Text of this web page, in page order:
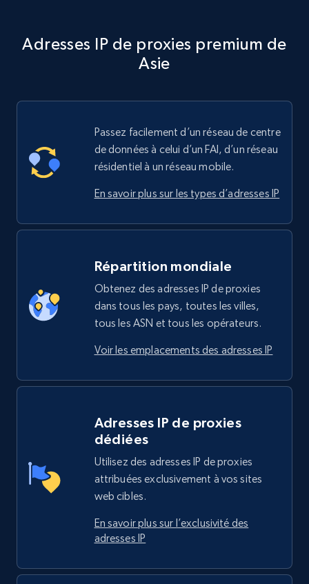
Adresses IP de proxies premium de
Asie
Passez facilement d’un réseau de centre
de données à celui d’un FAI, d’un réseau
résidentiel à un réseau mobile.
En savoir plus sur les types d’adresses IP
Répartition mondiale
Obtenez des adresses IP de proxies
dans tous les pays, toutes les villes,
tous les ASN et tous les opérateurs.
Voir les emplacements des adresses IP
Adresses IP de proxies
dédiées
Utilisez des adresses IP de proxies
attribuées exclusivement à vos sites
web cibles.
En savoir plus sur l’exclusivité des
adresses IP